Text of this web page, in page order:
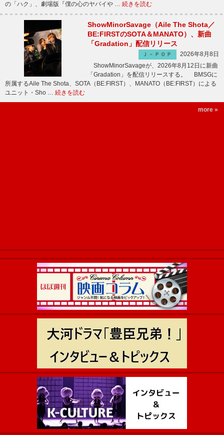
の「ハク」、劇場版『僕の心のヤバイや … 続きを読む
ShowMinorSavage（Aile The Shota／
BE:FIRSTのSOTA＆MANATO）、新曲
「Gradation」配信リリース
Ｊ－ＰＯＰ
2026年8月8日
ShowMinorSavageが、2026年8月12日に新曲
「Gradation」を配信リリースする。 BMSGに
所属するAile The Shota、SOTA（BE:FIRST）、MANATO（BE:FIRST）による
ユニット・Sho … 続きを読む
more »